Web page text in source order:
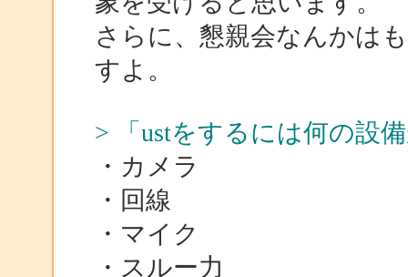
さらに、懇親会なんかは
すよ。
> 「ustをするには何の設
・カメラ
・回線
・マイク
・スルー力